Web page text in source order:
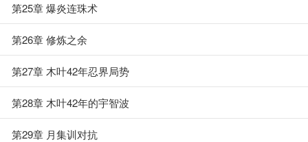
第25章 爆炎连珠术
第26章 修炼之余
第27章 木叶42年忍界局势
第28章 木叶42年的宇智波
第29章 月集训对抗